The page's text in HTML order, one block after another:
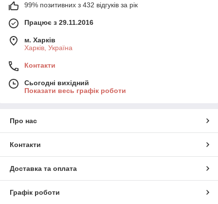
99% позитивних з 432 відгуків за рік
Працює з 29.11.2016
м. Харків
Харків, Україна
Контакти
Сьогодні вихідний
Показати весь графік роботи
Про нас
Контакти
Доставка та оплата
Графік роботи